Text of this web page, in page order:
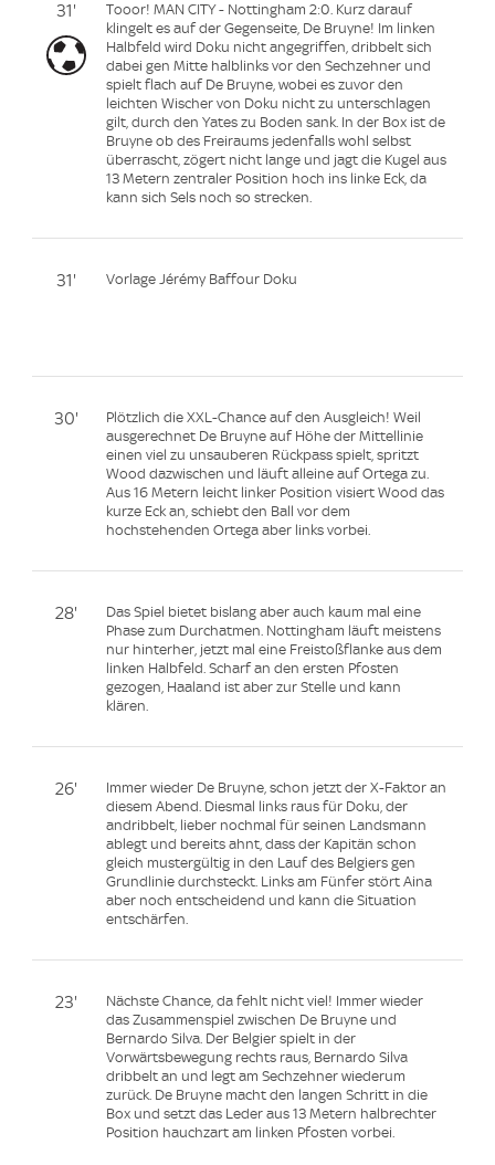
31'
Tooor! MAN CITY - Nottingham 2:0. Kurz darauf
klingelt es auf der Gegenseite, De Bruyne! Im linken
Halbfeld wird Doku nicht angegriffen, dribbelt sich
dabei gen Mitte halblinks vor den Sechzehner und
spielt flach auf De Bruyne, wobei es zuvor den
leichten Wischer von Doku nicht zu unterschlagen
gilt, durch den Yates zu Boden sank. In der Box ist de
Bruyne ob des Freiraums jedenfalls wohl selbst
überrascht, zögert nicht lange und jagt die Kugel aus
13 Metern zentraler Position hoch ins linke Eck, da
kann sich Sels noch so strecken.
31' Vorlage Jérémy Baffour Doku
30'
Plötzlich die XXL-Chance auf den Ausgleich! Weil
ausgerechnet De Bruyne auf Höhe der Mittellinie
einen viel zu unsauberen Rückpass spielt, spritzt
Wood dazwischen und läuft alleine auf Ortega zu.
Aus 16 Metern leicht linker Position visiert Wood das
kurze Eck an, schiebt den Ball vor dem
hochstehenden Ortega aber links vorbei.
28'
Das Spiel bietet bislang aber auch kaum mal eine
Phase zum Durchatmen. Nottingham läuft meistens
nur hinterher, jetzt mal eine Freistoßflanke aus dem
linken Halbfeld. Scharf an den ersten Pfosten
gezogen, Haaland ist aber zur Stelle und kann
klären.
26'
Immer wieder De Bruyne, schon jetzt der X-Faktor an
diesem Abend. Diesmal links raus für Doku, der
andribbelt, lieber nochmal für seinen Landsmann
ablegt und bereits ahnt, dass der Kapitän schon
gleich mustergültig in den Lauf des Belgiers gen
Grundlinie durchsteckt. Links am Fünfer stört Aina
aber noch entscheidend und kann die Situation
entschärfen.
23'
Nächste Chance, da fehlt nicht viel! Immer wieder
das Zusammenspiel zwischen De Bruyne und
Bernardo Silva. Der Belgier spielt in der
Vorwärtsbewegung rechts raus, Bernardo Silva
dribbelt an und legt am Sechzehner wiederum
zurück. De Bruyne macht den langen Schritt in die
Box und setzt das Leder aus 13 Metern halbrechter
Position hauchzart am linken Pfosten vorbei.